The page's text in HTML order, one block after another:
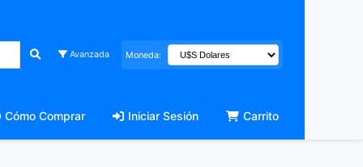
Avanzada Moneda:
Cómo Comprar Iniciar Sesión Carrito